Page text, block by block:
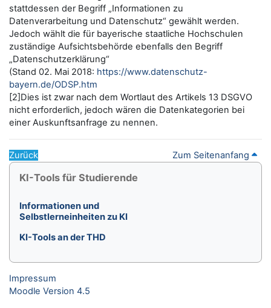
stattdessen der Begriff „Informationen zu
Datenverarbeitung und Datenschutz“ gewählt werden.
Jedoch wählt die für bayerische staatliche Hochschulen
zuständige Aufsichtsbehörde ebenfalls den Begriff
„Datenschutzerklärung“
(Stand 02. Mai 2018: https://www.datenschutz-
bayern.de/ODSP.htm
[2]Dies ist zwar nach dem Wortlaut des Artikels 13 DSGVO
nicht erforderlich, jedoch wären die Datenkategorien bei
einer Auskunftsanfrage zu nennen.
Zurück Zum Seitenanfang
Blöcke
KI-Tools für Studierende überspringen
KI-Tools für Studierende
Informationen und
Selbstlerneinheiten zu KI
KI-Tools an der THD
Impressum
Moodle Version 4.5